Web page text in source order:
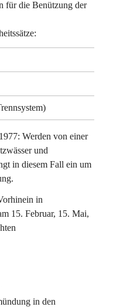
für die Benützung der
Werden von einer
und
in diesem Fall ein um
in
15. Februar, 15. Mai,
in den